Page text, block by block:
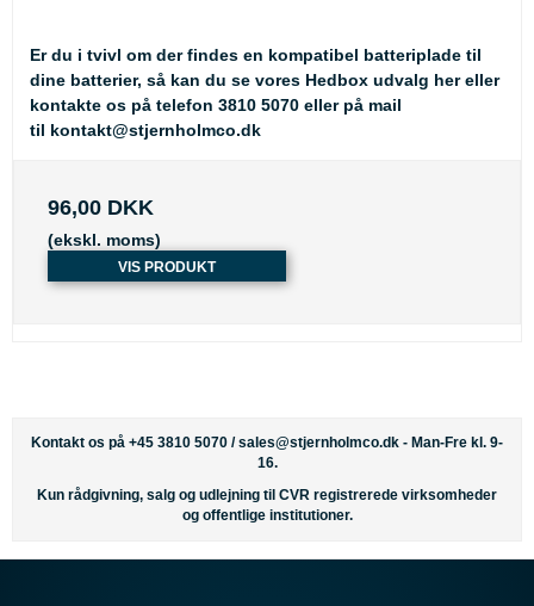
Er du i tvivl om der findes en kompatibel batteriplade til
dine batterier, så kan du se vores Hedbox udvalg hereller
kontakte os på telefon 3810 5070 eller på mail
til kontakt@stjernholmco.dk
96,00 DKK
(ekskl. moms)
VIS PRODUKT
Kontakt os på +45 3810 5070 /sales@stjernholmco.dk - Man-Fre kl. 9-
16.
Kun rådgivning, salg og udlejning til CVR registrerede virksomheder
og offentlige institutioner.